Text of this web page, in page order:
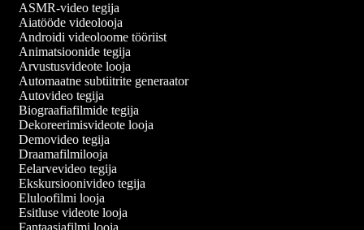
ASMR-video tegija
Aiatööde videolooja
Androidi videoloome tööriist
Animatsioonide tegija
Arvustusvideote looja
Automaatne subtiitrite generaator
Autovideo tegija
Biograafiafilmide tegija
Dekoreerimisvideote looja
Demovideo tegija
Draamafilmilooja
Eelarvevideo tegija
Ekskursioonivideo tegija
Eluloofilmi looja
Esitluse videote looja